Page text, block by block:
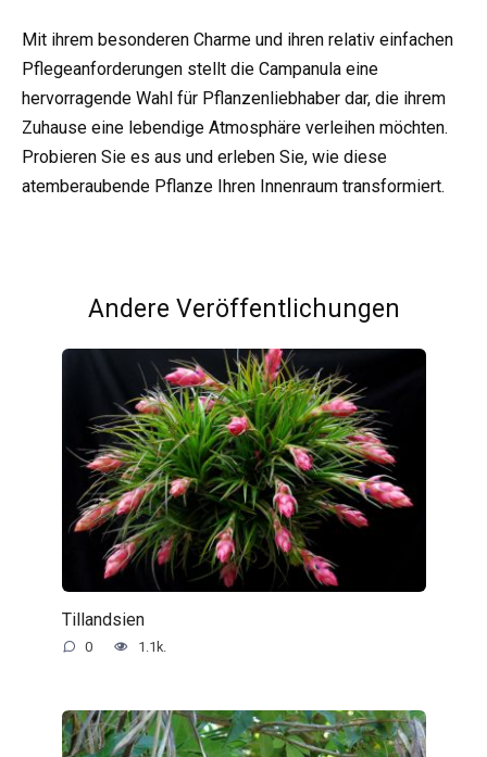
Mit ihrem besonderen Charme und ihren relativ einfachen
Pflegeanforderungen stellt die Campanula eine
hervorragende Wahl für Pflanzenliebhaber dar, die ihrem
Zuhause eine lebendige Atmosphäre verleihen möchten.
Probieren Sie es aus und erleben Sie, wie diese
atemberaubende Pflanze Ihren Innenraum transformiert.
Andere Veröffentlichungen
Tillandsien
0 1.1k.